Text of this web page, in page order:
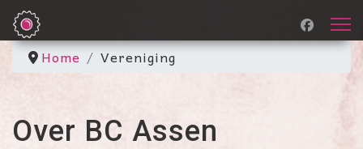
Home Vereniging
Over BC Assen